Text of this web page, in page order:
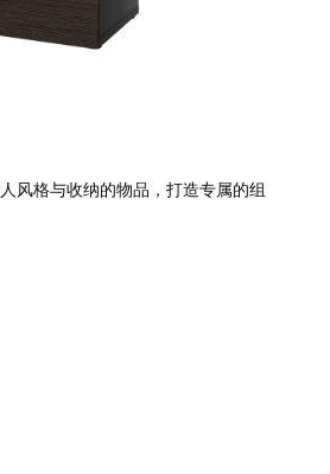
风格与收纳的物品，打造专属的组